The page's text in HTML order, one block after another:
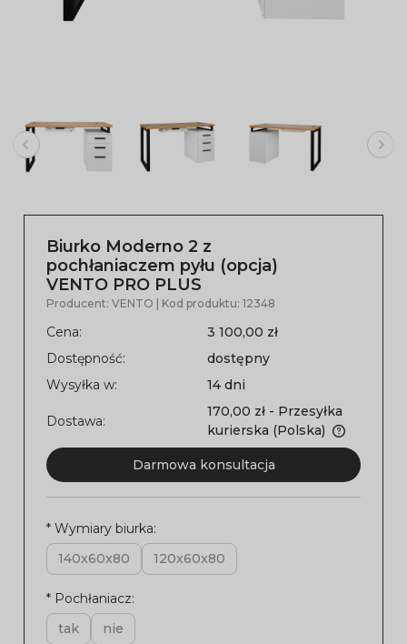
Biurko Moderno 2 z
pochłaniaczem pyłu (opcja)
VENTO PRO PLUS
Producent: VENTO | Kod produktu: 12348
Cena:
3 100,00 zł
Dostępność:
dostępny
Wysyłka w:
14 dni
Dostawa:
170,00 zł - Przesyłka
kurierska (Polska)
Darmowa konsultacja
* Wymiary biurka:
140x60x80
120x60x80
* Pochłaniacz:
tak
nie